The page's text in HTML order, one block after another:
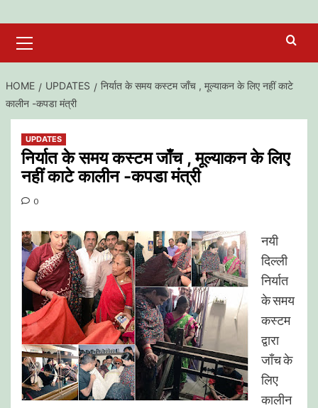
Menu
HOME UPDATES
निर्यात के समय कस्टम जाँच , मूल्याकन के लिए नहीं काटे
कालीन -कपडा मंत्री
UPDATES
निर्यात के समय कस्टम जाँच , मूल्याकन के लिए
नहीं काटे कालीन -कपडा मंत्री
0
नयी
दिल्ली
निर्यात
के समय
कस्टम
द्वारा
जाँच के
लिए
कालीन